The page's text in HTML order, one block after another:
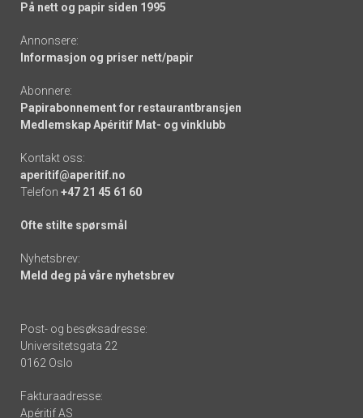
På nett og papir siden 1995
Annonsere:
Informasjon og priser nett/papir
Abonnere:
Papirabonnement for restaurantbransjen
Medlemskap Apéritif Mat- og vinklubb
Kontakt oss:
aperitif@aperitif.no
Telefon +47 21 45 61 60
Ofte stilte spørsmål
Nyhetsbrev:
Meld deg på våre nyhetsbrev
Post- og besøksadresse:
Universitetsgata 22
0162 Oslo
Fakturaadresse:
Apéritif AS